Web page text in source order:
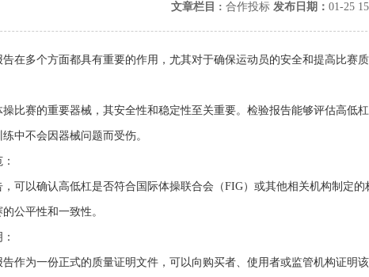
文章栏目 : 合作投标 发布日期： 01-25
告在多个方面都具有重要的作用，尤其对于确保运动员的安全和提高比赛
比赛的重要器械，其安全性和稳定性至关重要。检验报告能够评估高低
中不会因器械问题而受伤。
可以确认高低杠是否符合国际体操联合会（FIG）或其他相关机构制定
公平性和一致性。
作为一份正式的质量证明文件，可以向购买者、使用者或监管机构证明